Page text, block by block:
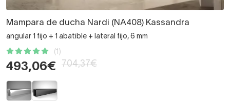
Mampara de ducha Nardi (NA408) Kassandra
angular 1 fijo + 1 abatible + lateral fijo, 6 mm
(1)
493,06€ 704,37€